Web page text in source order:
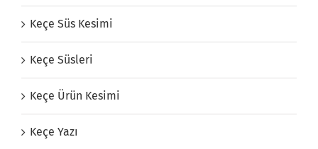
Keçe Süs Kesimi
Keçe Süsleri
Keçe Ürün Kesimi
Keçe Yazı